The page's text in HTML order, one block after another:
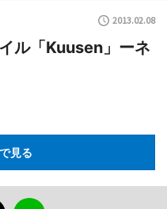
2013.02.08
ル「Kuusen」ーネ
見る